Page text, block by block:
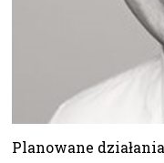
Planowane